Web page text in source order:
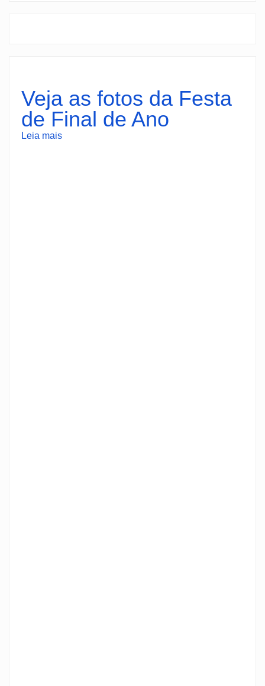
Veja as fotos da Festa
de Final de Ano
Leia mais